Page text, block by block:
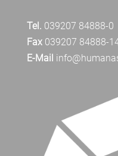
Tel. 039207 84888-0
Fax039207 84888-
E-Mail